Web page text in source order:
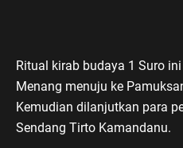
Ritual kirab budaya 1 Suro
Menang menuju ke
Kemudian dilanjutkan para
Sendang Tirto Kamandanu.